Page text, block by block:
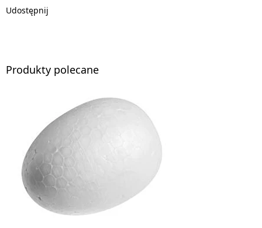
Udostępnij
Produkty polecane